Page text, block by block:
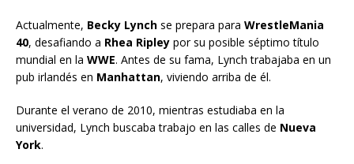
Actualmente, Becky Lynch se prepara para WrestleMania
40, desafiando a Rhea Ripley por su posible séptimo título
mundial en la WWE. Antes de su fama, Lynch trabajaba en un
pub irlandés en Manhattan, viviendo arriba de él.
Durante el verano de 2010, mientras estudiaba en la
universidad, Lynch buscaba trabajo en las calles de Nueva
York.